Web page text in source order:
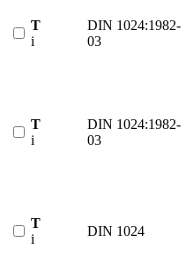
T
i
DIN 1024:1982-
03
T
i
DIN 1024:1982-
03
T
i
DIN 1024